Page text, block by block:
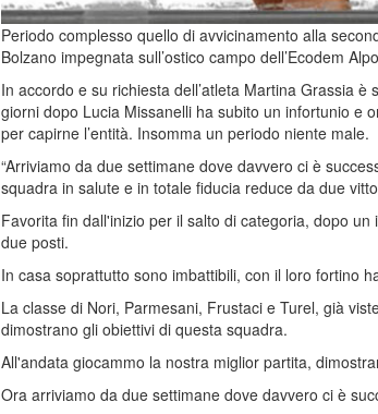
Periodo complesso quello di avvicinamento alla
Bolzano impegnata sull’ostico campo dell’Ecodem
In accordo e su richiesta dell’atleta Martina Grassia
giorni dopo Lucia Missanelli ha subito un infortunio e
per capirne l’entità. Insomma un periodo niente male.
“Arriviamo da due settimane dove davvero ci è
squadra in salute e in totale fiducia reduce da due
Favorita fin dall'inizio per il salto di categoria, dopo
due posti.
In casa soprattutto sono imbattibili, con il loro fortino
La classe di Nori, Parmesani, Frustaci e Turel, già
dimostrano gli obiettivi di questa squadra.
All'andata giocammo la nostra miglior partita,
Ora arriviamo da due settimane dove davvero ci è